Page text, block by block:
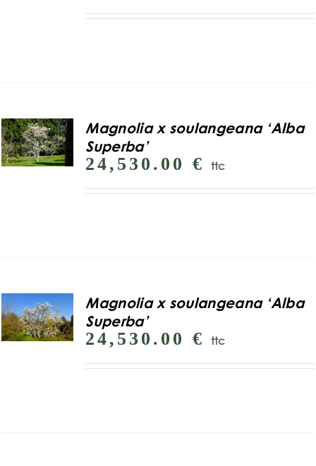
Magnolia x soulangeana ‘Alba
Superba’
24,530.00€ ttc
Magnolia x soulangeana ‘Alba
Superba’
24,530.00€ ttc